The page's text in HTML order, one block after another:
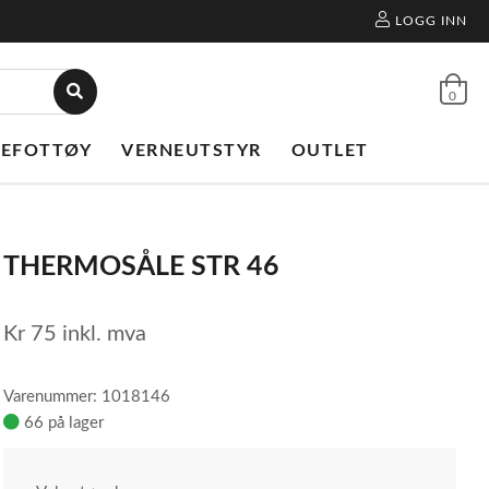
LOGG INN
0
VERNEUTSTYR OUTLET
THERMOSÅLE STR 46
Kr 75 inkl. mva
Varenummer: 1018146
66 på lager